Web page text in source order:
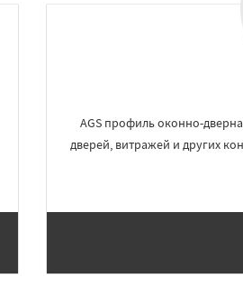
AGS профиль оконно-
дверей, витражей и других